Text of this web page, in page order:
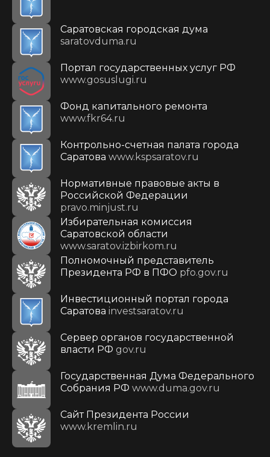
Саратовская городская дума
saratovduma.ru
Портал государственных услуг РФ
www.gosuslugi.ru
Фонд капитального ремонта
www.fkr64.ru
Контрольно-счетная палата города
Саратова www.kspsaratov.ru
Нормативные правовые акты в
Российской Федерации
pravo.minjust.ru
Избирательная комиссия
Саратовской области
www.saratov.izbirkom.ru
Полномочный представитель
Президента РФ в ПФО pfo.gov.ru
Инвестиционный портал города
Саратова investsaratov.ru
Сервер органов государственной
власти РФ gov.ru
Государственная Дума Федерального
Собрания РФ www.duma.gov.ru
Cайт Президента России
www.kremlin.ru